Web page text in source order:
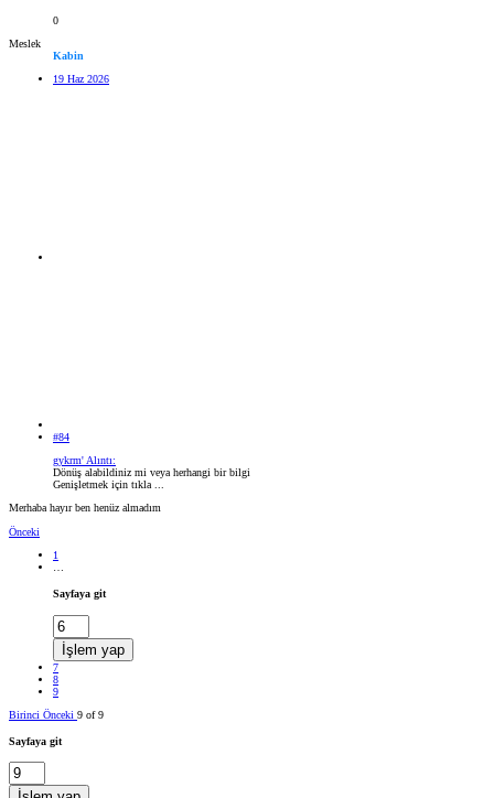
0
Meslek
Kabin
19 Haz 2026
#84
gykrm' Alıntı:
Dönüş alabildiniz mi veya herhangi bir bilgi
Genişletmek için tıkla ...
Merhaba hayır ben henüz almadım
Önceki
1
Sayfaya git
İşlem yap
7
8
9
Birinci Önceki 9 of 9
Sayfaya git